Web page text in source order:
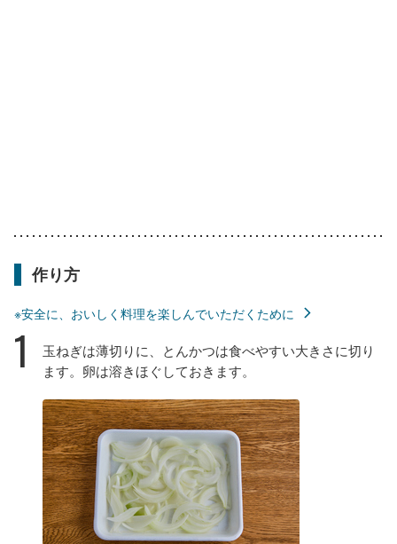
作り方
※安全に、おいしく料理を楽しんでいただくために
1
玉ねぎは薄切りに、とんかつは食べやすい大きさに切り
ます。卵は溶きほぐしておきます。